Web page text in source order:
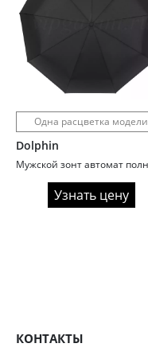
Одна расцветка модели
Dolphin
Узнать цену
КОНТАКТЫ